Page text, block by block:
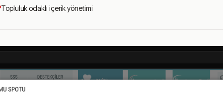
Topluluk odaklı içerik yönetimi